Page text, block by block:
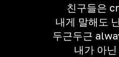
친구들은
내게 말해도
두근두근
내가 아